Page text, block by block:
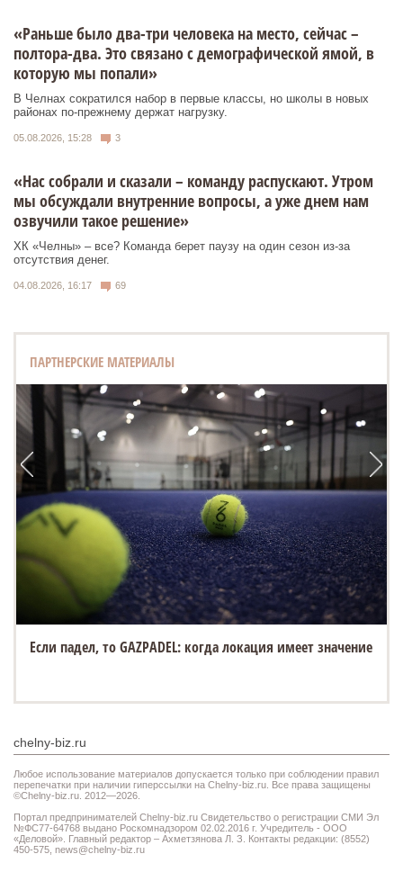
«Раньше было два-три человека на место, сейчас –
полтора-два. Это связано с демографической ямой, в
которую мы попали»
В Челнах сократился набор в первые классы, но школы в новых
районах по-прежнему держат нагрузку.
05.08.2026, 15:28 3
«Нас собрали и сказали – команду распускают. Утром
мы обсуждали внутренние вопросы, а уже днем нам
озвучили такое решение»
ХК «Челны» – все? Команда берет паузу на один сезон из-за
отсутствия денег.
04.08.2026, 16:17 69
ПАРТНЕРСКИЕ МАТЕРИАЛЫ
Если падел, то GAZPADEL: когда локация имеет значение
chelny-biz.ru
Любое использование материалов допускается только при соблюдении правил
перепечатки при наличии гиперссылки на Chelny-biz.ru. Все права защищены
©Chelny-biz.ru. 2012—2026.
Портал предпринимателей Chelny-biz.ru Свидетельство о регистрации СМИ Эл
№ФС77-64768 выдано Роскомнадзором 02.02.2016 г. Учредитель - ООО
«Деловой». Главный редактор – Ахметзянова Л. З. Контакты редакции: (8552)
450-575, news@chelny-biz.ru